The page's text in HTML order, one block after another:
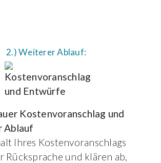
2.) Weiterer Ablauf:
Kostenvoranschlag und
Ablauf
Ihres Kostenvoranschlags
Rücksprache und klären ab,